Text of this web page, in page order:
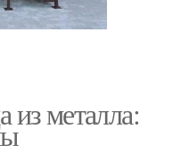
из металла: